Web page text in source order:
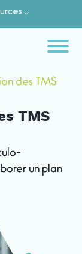
des TMS
TMS
un plan